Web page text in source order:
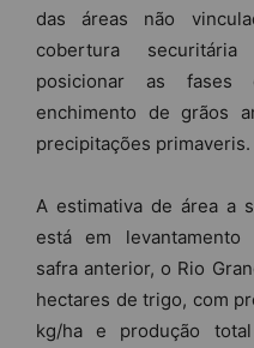
das áreas não
cobertura
posicionar as
enchimento de grãos
precipitações primaveris.
A estimativa de área a
está em levantamento
safra anterior, o Rio
hectares de trigo, com
kg/ha e produção